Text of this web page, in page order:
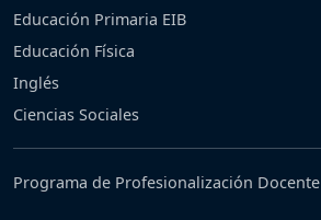
Educación Primaria EIB
Educación Física
Inglés
Ciencias Sociales
Programa de Profesionalización Docente